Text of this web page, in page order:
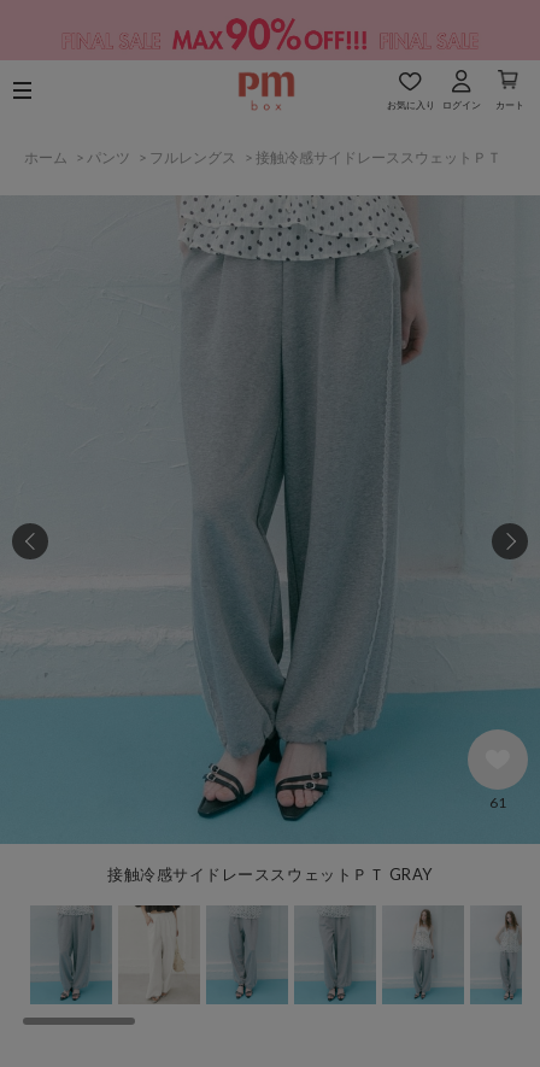
お気に入り ログイン カート
ホーム > パンツ > フルレングス > 接触冷感サイドレーススウェットＰＴ
接触冷感サイドレーススウェットＰＴ GRAY
61